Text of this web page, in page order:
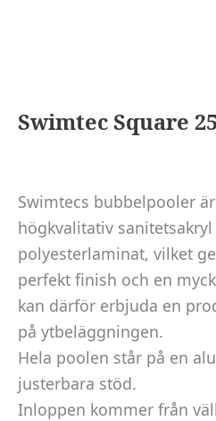
Swimtec Square
Swimtecs bubbelpooler
högkvalitativ
polyesterlaminat, vilket
perfekt finish och en
kan därför erbjuda en
på ytbeläggningen.
Hela poolen står på en
justerbara stöd.
Inloppen kommer från